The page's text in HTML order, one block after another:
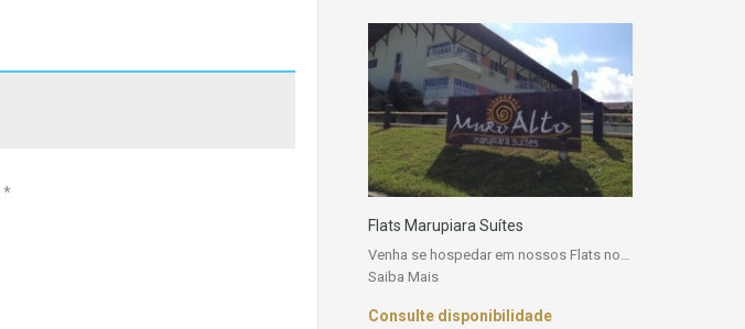
*
Flats Marupiara Suítes
Venha se hospedar em nossos Flats no…
Saiba Mais
Consulte disponibilidade